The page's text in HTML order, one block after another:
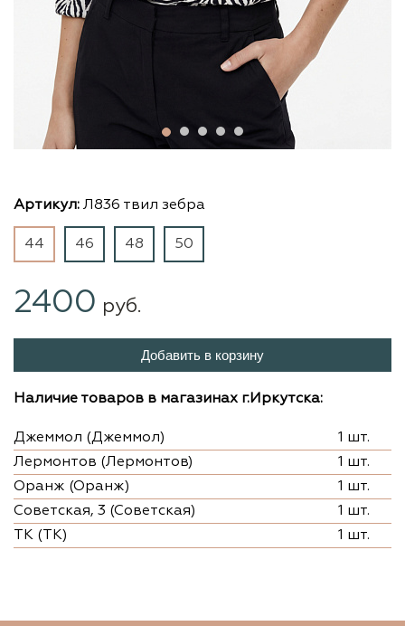
Артикул: Л836 твил зебра
44 46 48 50
2400 руб.
Добавить в корзину
Наличие товаров в магазинах г.Иркутска:
Джеммол (Джеммол)
1 шт.
Лермонтов (Лермонтов)
1 шт.
Оранж (Оранж)
1 шт.
Советская, 3 (Советская)
1 шт.
ТК (ТК)
1 шт.